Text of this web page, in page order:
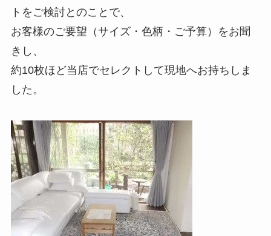
トをご検討とのことで、
お客様のご要望（サイズ・色柄・ご予算）をお聞
きし、
約10枚ほど当店でセレクトして現地へお持ちしま
した。